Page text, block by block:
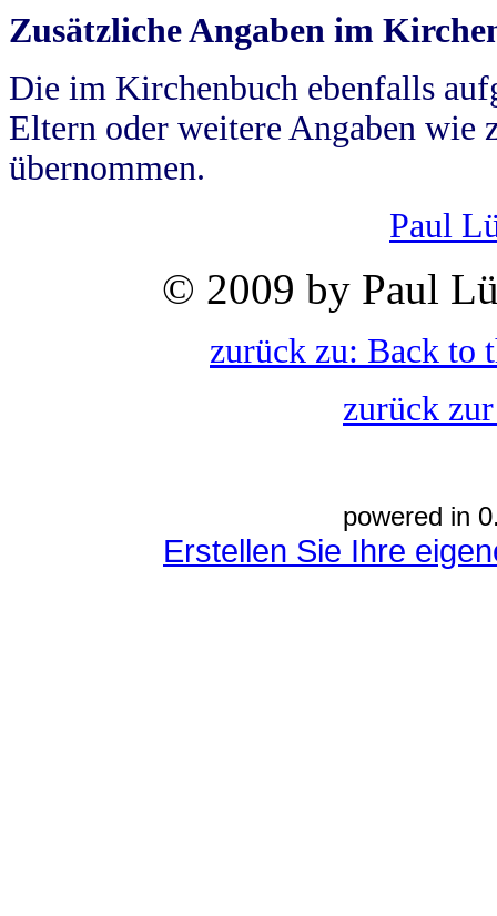
Zusätzliche Angaben im
Die im Kirchenbuch ebenfalls
Eltern oder weitere Angaben wie
übernommen.
Paul
© 2009 by Paul
zurück zu: Back to
zurück
powered in
Erstellen Sie Ihre